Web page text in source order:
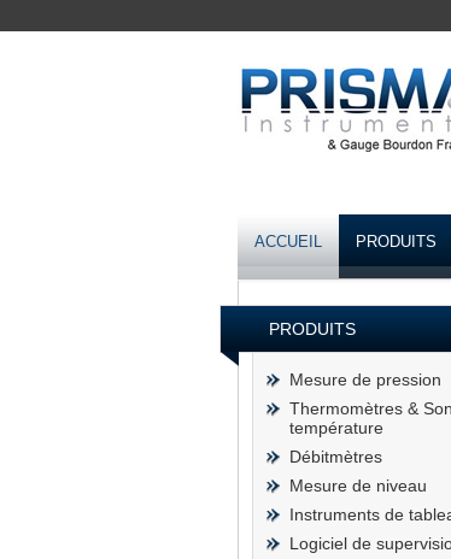
ACCUEIL PRODUITS
PRODUITS
Mesure de pression
Thermomètres &
température
Débitmètres
Mesure de niveau
Instruments de
Logiciel de